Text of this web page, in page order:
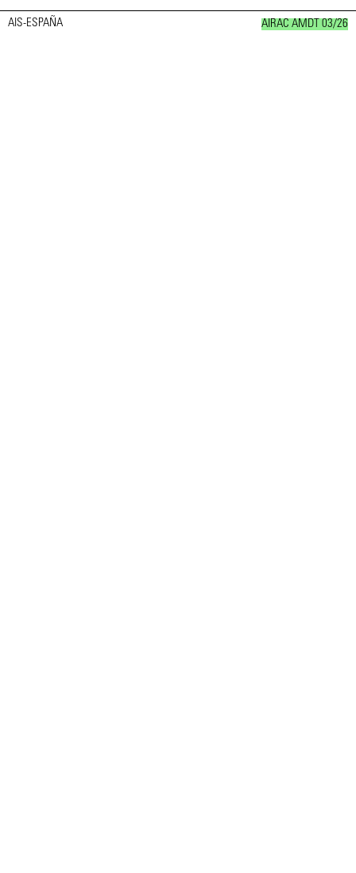
AIS-ESPAÑA AIRAC AMDT 03/26